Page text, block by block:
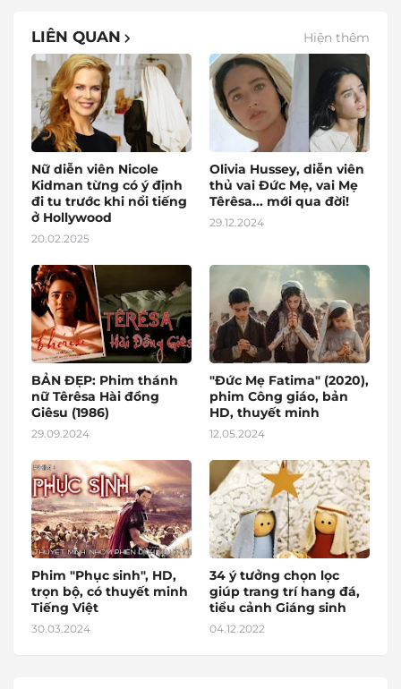
LIÊN QUAN Hiện thêm
Nữ diễn viên Nicole
Kidman từng có ý định
đi tu trước khi nổi tiếng
ở Hollywood
20.02.2025
Olivia Hussey, diễn viên
thủ vai Đức Mẹ, vai Mẹ
Têrêsa... mới qua đời!
29.12.2024
BẢN ĐẸP: Phim thánh
nữ Têrêsa Hài đồng
Giêsu (1986)
29.09.2024
"Đức Mẹ Fatima" (2020),
phim Công giáo, bản
HD, thuyết minh
12.05.2024
Phim "Phục sinh", HD,
trọn bộ, có thuyết minh
Tiếng Việt
30.03.2024
34 ý tưởng chọn lọc
giúp trang trí hang đá,
tiểu cảnh Giáng sinh
04.12.2022